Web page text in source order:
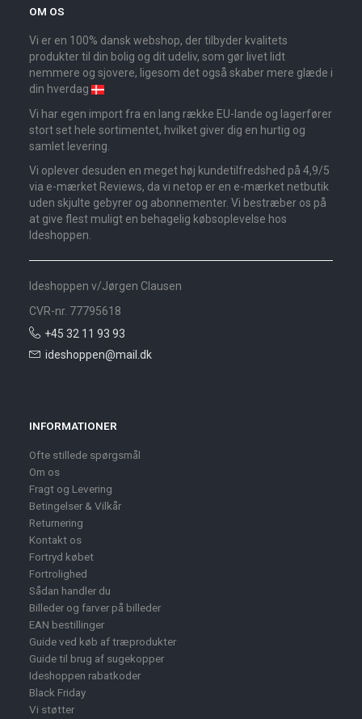
OM OS
Vi er en 100% dansk webshop, der tilbyder kvalitets
produkter til din bolig og dit udeliv, som gør livet lidt
nemmere og sjovere, ligesom det også skaber mere glæde i
din hverdag
Vi har egen import fra en lang række EU-lande og lagerfører
stort set hele sortimentet, hvilket giver dig en hurtig og
samlet levering.
Vi oplever desuden en meget høj kundetilfredshed på 4,9/5
via e-mærket Reviews, da vi netop er en e-mærket netbutik
uden skjulte gebyrer og abonnementer. Vi bestræber os på
at give flest muligt en behagelig købsoplevelse hos
Ideshoppen.
Ideshoppen v/Jørgen Clausen
CVR-nr. 77795618
+45 32 11 93 93
ideshoppen@mail.dk
INFORMATIONER
Ofte stillede spørgsmål
Om os
Fragt og Levering
Betingelser & Vilkår
Returnering
Kontakt os
Fortryd købet
Fortrolighed
Sådan handler du
Billeder og farver på billeder
EAN bestillinger
Guide ved køb af træprodukter
Guide til brug af sugekopper
Ideshoppen rabatkoder
Black Friday
Vi støtter